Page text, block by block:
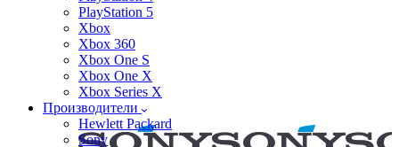
PlayStation 5
Xbox
Xbox 360
Xbox One S
Xbox One X
Xbox Series X
Производители
Hewlett Packard
Sony